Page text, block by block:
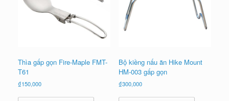
Thìa gấp gọn Fire-Maple FMT-
T61
₫150,000
Bộ kiềng nấu ăn Hike Mount
HM-003 gấp gọn
₫300,000